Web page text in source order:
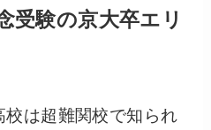
受験の京大卒エリ
は超難関校で知られ